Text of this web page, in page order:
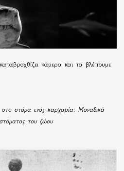
κάμερα και τα βλέπουμε
στόμα ενός καρχαρία; Μοναδικά
του ζώου